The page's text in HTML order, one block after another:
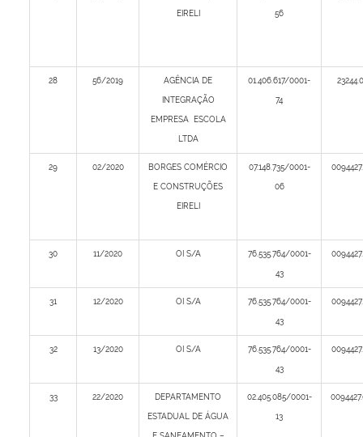
EIRELI 56
28 56/2019 AGÊNCIA DE
INTEGRAÇÃO
EMPRESA ESCOLA
LTDA
01.406.617/0001-
74
29 02/2020 BORGES COMÉRCIO
E CONSTRUÇÕES
EIRELI
07.148.735/0001-
06
30 11/2020 OI S/A 76.535.764/0001-
43
31 12/2020 OI S/A 76.535.764/0001-
43
32 13/2020 OI S/A 76.535.764/0001-
43
33 22/2020 DEPARTAMENTO
ESTADUAL DE ÁGUA
02.405.085/0001-
13